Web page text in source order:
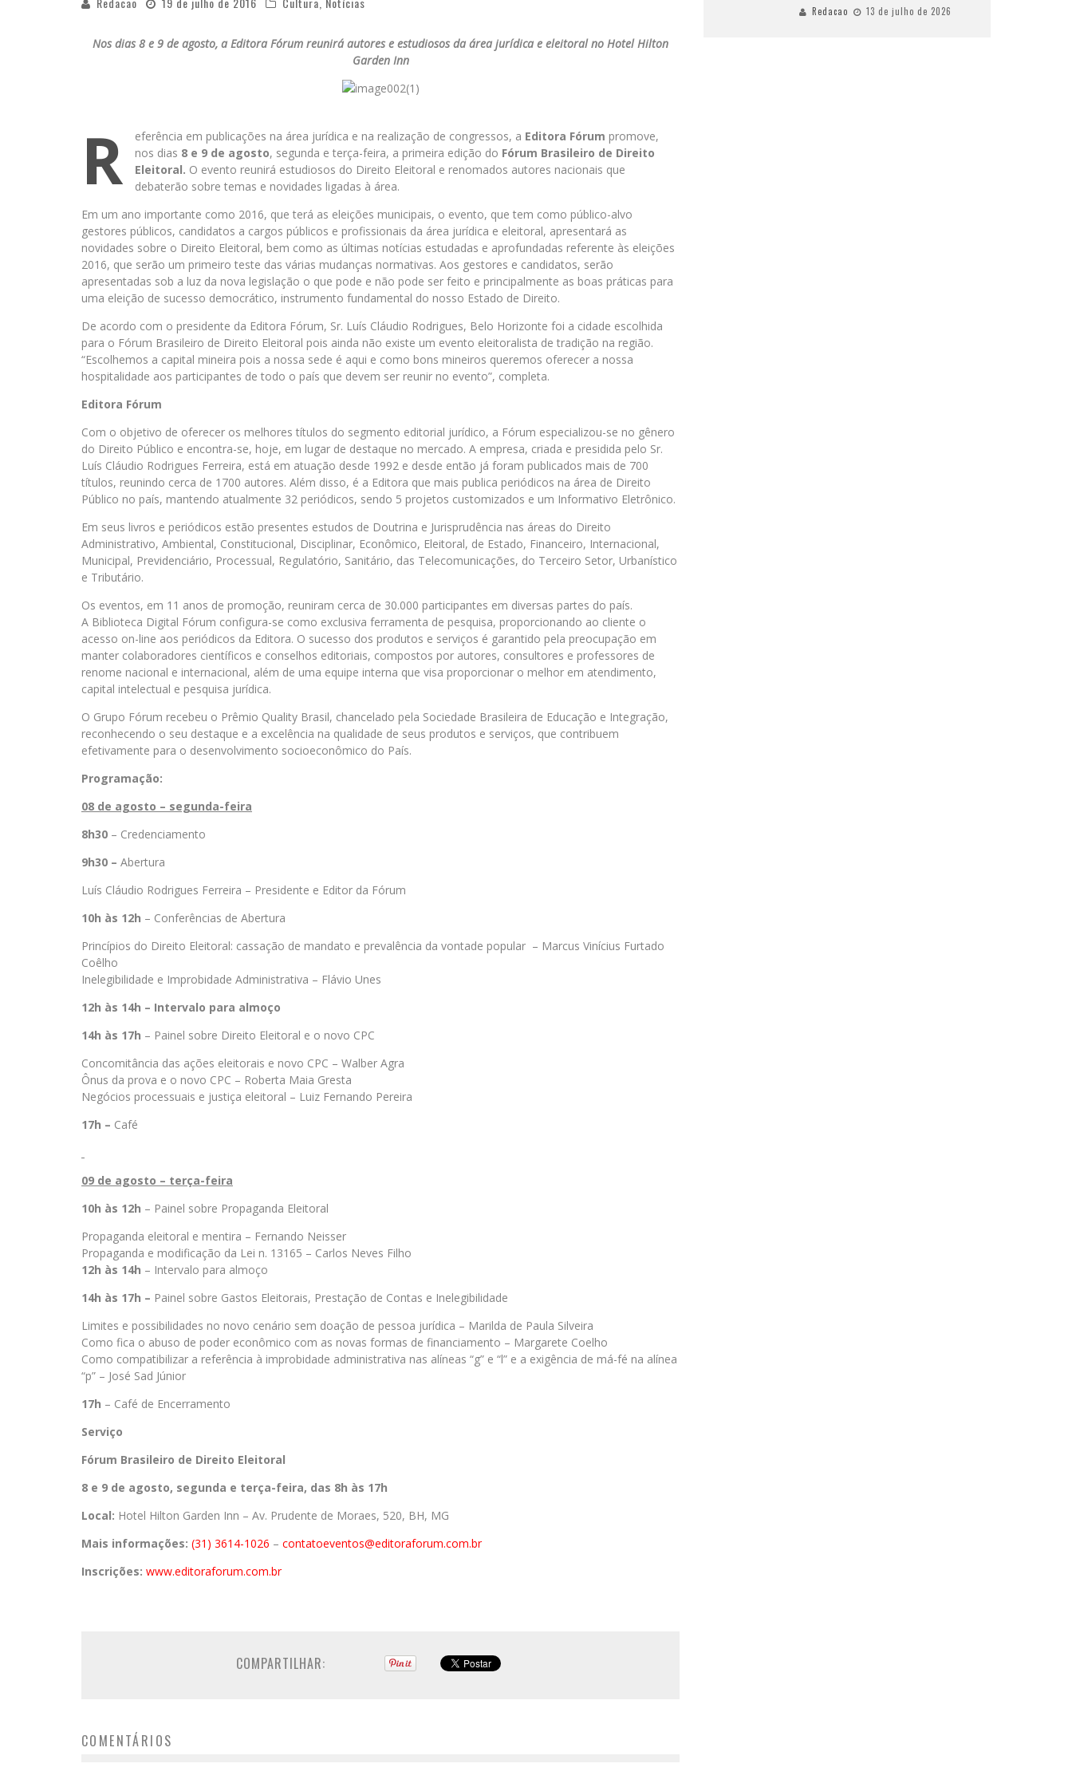
Nos dias 8 e 9 de agosto, a Editora Fórum reunirá autores e estudiosos da área jurídica e eleitoral no Hotel Hilton
Garden Inn
R eferência em publicações na área jurídica e na realização de congressos, a Editora Fórum promove,
nos dias 8 e 9 de agosto, segunda e terça-feira, a primeira edição do Fórum Brasileiro de Direito
Eleitoral. O evento reunirá estudiosos do Direito Eleitoral e renomados autores nacionais que
debaterão sobre temas e novidades ligadas à área.
Em um ano importante como 2016, que terá as eleições municipais, o evento, que tem como público-alvo
gestores públicos, candidatos a cargos públicos e profissionais da área jurídica e eleitoral, apresentará as
novidades sobre o Direito Eleitoral, bem como as últimas notícias estudadas e aprofundadas referente às eleições
2016, que serão um primeiro teste das várias mudanças normativas. Aos gestores e candidatos, serão
apresentadas sob a luz da nova legislação o que pode e não pode ser feito e principalmente as boas práticas para
uma eleição de sucesso democrático, instrumento fundamental do nosso Estado de Direito.
De acordo com o presidente da Editora Fórum, Sr. Luís Cláudio Rodrigues, Belo Horizonte foi a cidade escolhida
para o Fórum Brasileiro de Direito Eleitoral pois ainda não existe um evento eleitoralista de tradição na região.
“Escolhemos a capital mineira pois a nossa sede é aqui e como bons mineiros queremos oferecer a nossa
hospitalidade aos participantes de todo o país que devem ser reunir no evento”, completa.
Editora Fórum
Com o objetivo de oferecer os melhores títulos do segmento editorial jurídico, a Fórum especializou-se no gênero
do Direito Público e encontra-se, hoje, em lugar de destaque no mercado. A empresa, criada e presidida pelo Sr.
Luís Cláudio Rodrigues Ferreira, está em atuação desde 1992 e desde então já foram publicados mais de 700
títulos, reunindo cerca de 1700 autores. Além disso, é a Editora que mais publica periódicos na área de Direito
Público no país, mantendo atualmente 32 periódicos, sendo 5 projetos customizados e um Informativo Eletrônico.
Em seus livros e periódicos estão presentes estudos de Doutrina e Jurisprudência nas áreas do Direito
Administrativo, Ambiental, Constitucional, Disciplinar, Econômico, Eleitoral, de Estado, Financeiro, Internacional,
Municipal, Previdenciário, Processual, Regulatório, Sanitário, das Telecomunicações, do Terceiro Setor, Urbanístico
e Tributário.
Os eventos, em 11 anos de promoção, reuniram cerca de 30.000 participantes em diversas partes do país.
A Biblioteca Digital Fórum configura-se como exclusiva ferramenta de pesquisa, proporcionando ao cliente o
acesso on-line aos periódicos da Editora. O sucesso dos produtos e serviços é garantido pela preocupação em
manter colaboradores científicos e conselhos editoriais, compostos por autores, consultores e professores de
renome nacional e internacional, além de uma equipe interna que visa proporcionar o melhor em atendimento,
capital intelectual e pesquisa jurídica.
O Grupo Fórum recebeu o Prêmio Quality Brasil, chancelado pela Sociedade Brasileira de Educação e Integração,
reconhecendo o seu destaque e a excelência na qualidade de seus produtos e serviços, que contribuem
efetivamente para o desenvolvimento socioeconômico do País.
Programação:
08 de agosto – segunda-feira
8h30 – Credenciamento
9h30 – Abertura
Luís Cláudio Rodrigues Ferreira – Presidente e Editor da Fórum
10h às 12h – Conferências de Abertura
Princípios do Direito Eleitoral: cassação de mandato e prevalência da vontade popular – Marcus Vinícius Furtado
Coêlho
Inelegibilidade e Improbidade Administrativa – Flávio Unes
12h às 14h – Intervalo para almoço
14h às 17h – Painel sobre Direito Eleitoral e o novo CPC
Concomitância das ações eleitorais e novo CPC – Walber Agra
Ônus da prova e o novo CPC – Roberta Maia Gresta
Negócios processuais e justiça eleitoral – Luiz Fernando Pereira
17h – Café
09 de agosto – terça-feira
10h às 12h – Painel sobre Propaganda Eleitoral
Propaganda eleitoral e mentira – Fernando Neisser
Propaganda e modificação da Lei n. 13165 – Carlos Neves Filho
12h às 14h – Intervalo para almoço
14h às 17h – Painel sobre Gastos Eleitorais, Prestação de Contas e Inelegibilidade
Limites e possibilidades no novo cenário sem doação de pessoa jurídica – Marilda de Paula Silveira
Como fica o abuso de poder econômico com as novas formas de financiamento – Margarete Coelho
Como compatibilizar a referência à improbidade administrativa nas alíneas “g” e “l” e a exigência de má-fé na alínea
“p” – José Sad Júnior
17h – Café de Encerramento
Serviço
Fórum Brasileiro de Direito Eleitoral
8 e 9 de agosto, segunda e terça-feira, das 8h às 17h
Local: Hotel Hilton Garden Inn – Av. Prudente de Moraes, 520, BH, MG
Mais informações: (31) 3614-1026 – contatoeventos@editoraforum.com.br
Inscrições: www.editoraforum.com.br
COMPARTILHAR:
COMENTÁRIOS
Redacao 13 de julho de 2026